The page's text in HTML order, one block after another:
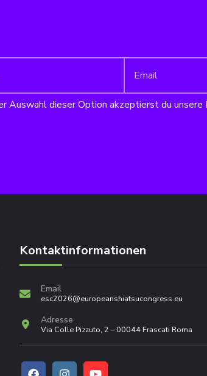
Auswahl dieser Option akzeptierst du unsere
Kontaktinformationen
Email
esc2026@europeanshiatsucongress.eu
Adresse
Via Colle Pizzuto, 2 – 00044 Frascati Roma